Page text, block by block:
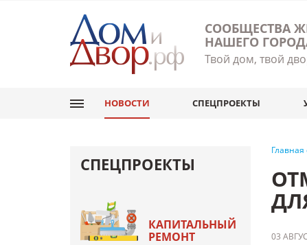
СООБЩЕСТВА
НАШЕГО
Твой дом, твой
НОВОСТИ СПЕЦПРОЕКТЫ
03
СПЕЦПРОЕКТЫ
КАПИТАЛЬНЫЙ
РЕМОНТ